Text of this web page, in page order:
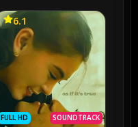
FULL HD SOUNDTRACK
6.1